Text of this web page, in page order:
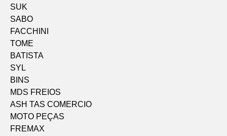
SUK
SABO
FACCHINI
TOME
BATISTA
SYL
BINS
MDS FREIOS
ASH TAS COMERCIO
MOTO PEÇAS
FREMAX